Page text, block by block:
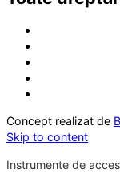
Concept realizat de
Skip to content
Instrumente de